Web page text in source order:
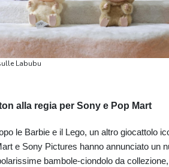
Labubu
alla regia per Sony e Pop Mart
le Barbie e il Lego, un altro giocattolo
e Sony Pictures hanno annunciato un
bambole-ciondolo da